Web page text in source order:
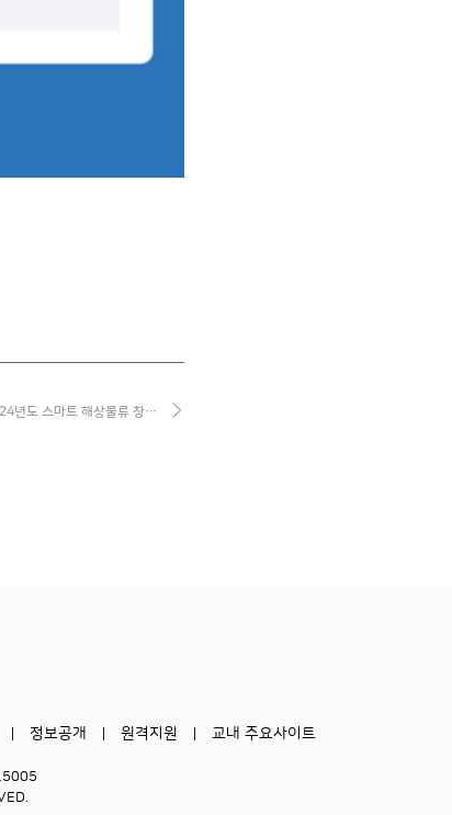
년도 스마트 해상물류 창…
정보공개 원격지원 교내 주요사이트